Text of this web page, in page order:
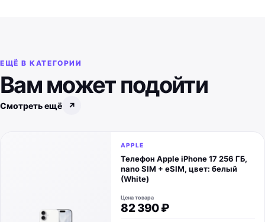
ЕЩЁ В КАТЕГОРИИ
Вам может подойти
Смотреть ещё ↗
APPLE
Телефон Apple iPhone 17 256 ГБ,
nano SIM + eSIM, цвет: белый
(White)
Цена товара
82 390 ₽